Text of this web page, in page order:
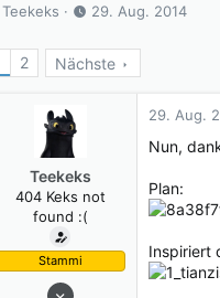
E
s
Teekeks
E
s
t
m
29. Aug. 2014
2 Nächste
Teekeks
404 Keks not
found :(
Stammi
26. Juli 2014
29. Aug.
Nun,
Plan:
Inspiriert